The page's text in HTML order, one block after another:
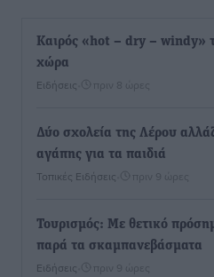
Καιρός «hot – dry – windy»
χώρα
Ειδήσεις πριν 8 ώρες
Δύο σχολεία της Λέρου
αγάπης για τα παιδιά
Τοπικές Ειδήσεις πριν 9 ώρες
Τουρισμός: Με θετικό
παρά τα σκαμπανεβάσματα
Ειδήσεις πριν 9 ώρες